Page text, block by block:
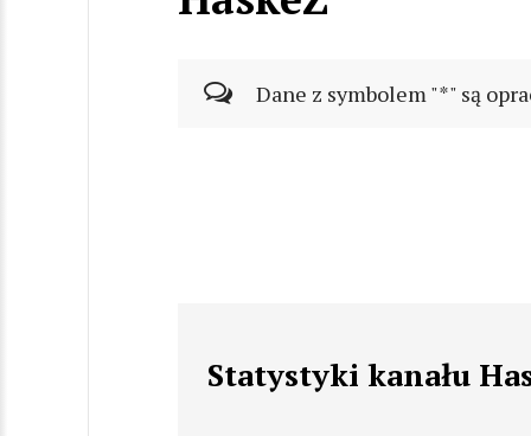
Dane z symbolem "*" są
Statystyki kanału